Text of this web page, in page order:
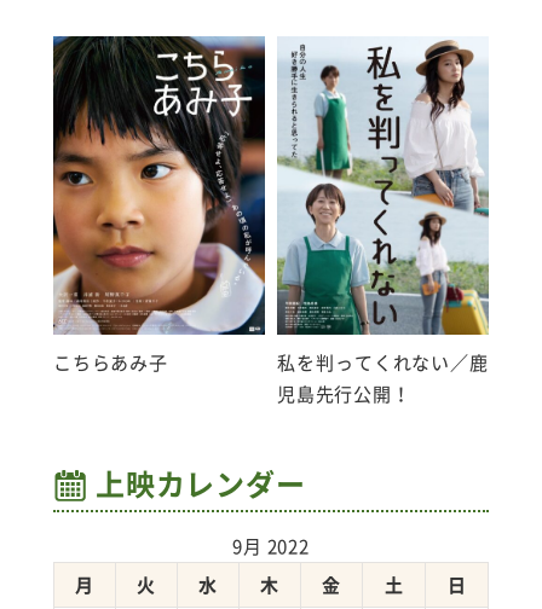
こちらあみ子
私を判ってくれない／鹿
児島先行公開！
上映カレンダー
9月 2022
月
火 水 木 金 土
日